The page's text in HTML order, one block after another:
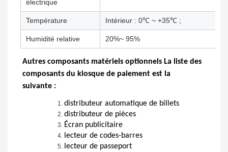
électrique
Température Intérieur : 0℃ ~ +35℃ ;
Humidité relative 20%~ 95%
Autres composants matériels optionnels La liste des
composants du kiosque de paiement est la
suivante :
distributeur automatique de billets
distributeur de pièces
Écran publicitaire
lecteur de codes-barres
lecteur de passeport